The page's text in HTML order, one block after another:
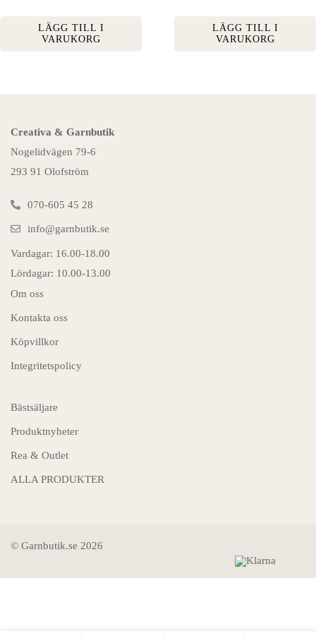
LÄGG TILL I
VARUKORG
LÄGG TILL I
VARUKORG
Creativa & Garnbutik
Nogelidvägen 79-6
293 91 Olofström
070-605 45 28
info@garnbutik.se
Vardagar: 16.00-18.00
Lördagar: 10.00-13.00
Om oss
Kontakta oss
Köpvillkor
Integritetspolicy
Bästsäljare
Produktnyheter
Rea & Outlet
ALLA PRODUKTER
© Garnbutik.se 2026